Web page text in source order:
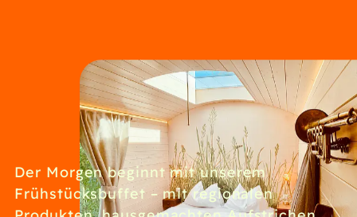
Der Morgen beginnt mit unserem
Frühstücksbuffet – mit regionalen